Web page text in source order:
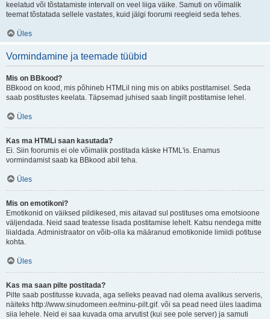
keelatud või tõstatamiste intervall on veel liiga väike. Samuti on võimalik
teemat tõstatada sellele vastates, kuid jälgi foorumi reegleid seda tehes.
Üles
Vormindamine ja teemade tüübid
Mis on BBkood?
BBkood on kood, mis põhineb HTMLil ning mis on abiks postitamisel. Seda
saab postitustes keelata. Täpsemad juhised saab lingilt postitamise lehel.
Üles
Kas ma HTMLi saan kasutada?
Ei. Siin foorumis ei ole võimalik postitada käske HTML'is. Enamus
vormindamist saab ka BBkood abil teha.
Üles
Mis on emotikoni?
Emotikonid on väiksed pildikesed, mis aitavad sul postituses oma emotsioone
väljendada. Neid saad teatesse lisada postitamise lehelt. Katsu nendega mitte
liialdada. Administraator on võib-olla ka määranud emotikonide limiidi potituse
kohta.
Üles
Kas ma saan pilte postitada?
Pilte saab postitusse kuvada, aga selleks peavad nad olema avalikus serveris,
näiteks http://www.sinudomeen.ee/minu-pilt.gif. või sa pead need üles laadima
siia lehele. Neid ei saa kuvada oma arvutist (kui see pole server) ja samuti